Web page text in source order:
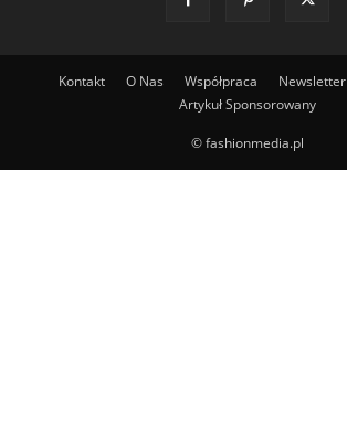
Kontakt O Nas Współpraca Newsletter
Artykuł Sponsorowany
© fashionmedia.pl